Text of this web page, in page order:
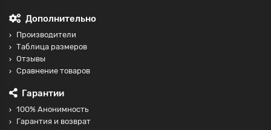
Дополнительно
Производители
Таблица размеров
Отзывы
Сравнение товаров
Гарантии
100% Анонимность
Гарантия и возврат